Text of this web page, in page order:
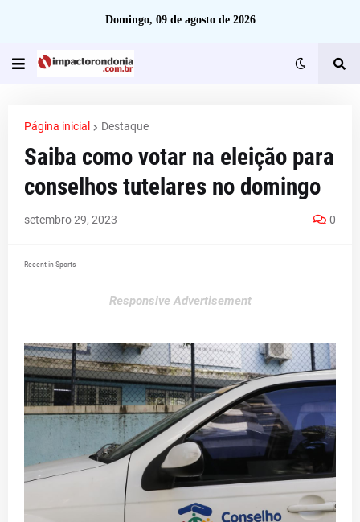
Domingo, 09 de agosto de 2026
Página inicial Destaque
Saiba como votar na eleição para
conselhos tutelares no domingo
setembro 29, 2023 0
Recent in Sports
Responsive Advertisement